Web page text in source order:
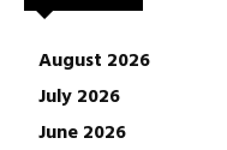
August 2026
July 2026
June 2026